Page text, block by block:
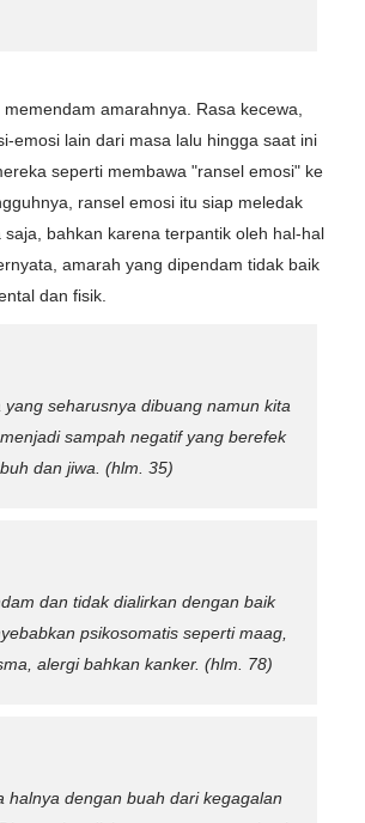
amarahnya. Rasa kecewa,
emosi lain dari masa lalu hingga saat ini
seperti membawa "ransel emosi" ke
ransel emosi itu siap meledak
saja, bahkan karena terpantik oleh hal-hal
amarah yang dipendam tidak baik
dan fisik.
seharusnya dibuang namun kita
sampah negatif yang berefek
dan jiwa. (hlm. 35)
dan tidak dialirkan dengan baik
psikosomatis seperti maag,
alergi bahkan kanker. (hlm. 78)
halnya dengan buah dari kegagalan